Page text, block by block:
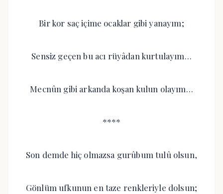
Bir kor saç içime ocaklar gibi yanayım;
Sensiz geçen bu acı rüyâdan kurtulayım…
Mecnûn gibi arkanda koşan kulun olayım…
****
Son demde hiç olmazsa gurûbum tulû olsun,
Gönlüm ufkunun en taze renkleriyle dolsun;